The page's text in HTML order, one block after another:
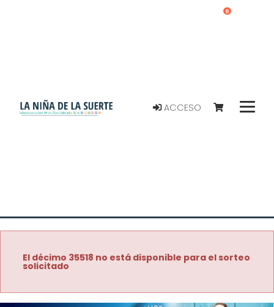
ACCESO
0
El décimo 35518 no está disponible para el sorteo
solicitado